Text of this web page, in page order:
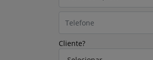
Cliente?